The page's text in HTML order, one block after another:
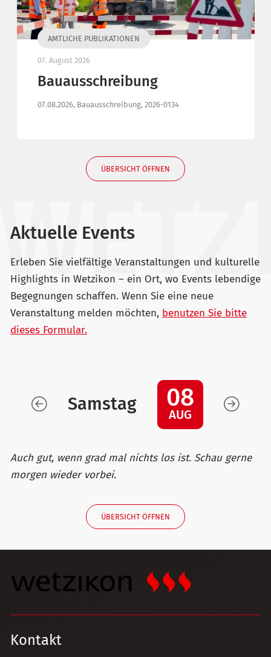
AMTLICHE PUBLIKATIONEN
07. August 2026
Bauausschreibung
07.08.2026, Bauausschreibung, 2026-0134
ÜBERSICHT ÖFFNEN
Aktuelle Events
Erleben Sie vielfältige Veranstaltungen und kulturelle
Highlights in Wetzikon – ein Ort, wo Events lebendige
Begegnungen schaffen. Wenn Sie eine neue
Veranstaltung melden möchten, benutzen Sie bitte
dieses Formular.
Samstag 08
AUG
Auch gut, wenn grad mal nichts los ist. Schau gerne
morgen wieder vorbei.
ÜBERSICHT ÖFFNEN
Kontakt